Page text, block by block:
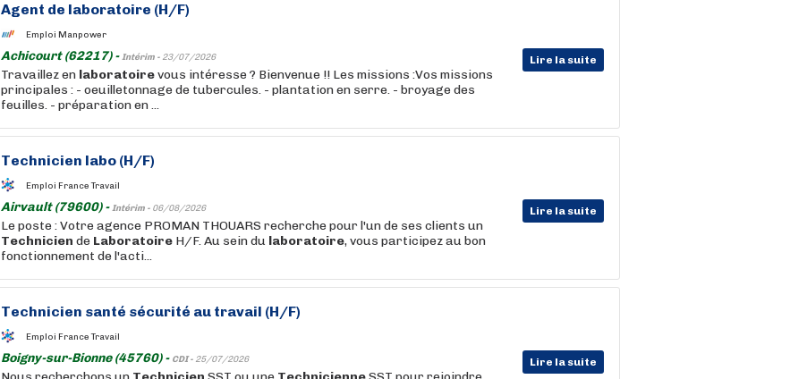
Agent de laboratoire (H/F)
Emploi Manpower
Achicourt (62217) -Intérim - 23/07/2026 Lire la suite
Travaillez en laboratoirevous intéresse ? Bienvenue !! Les missions :Vos missions
principales : - oeuilletonnage de tubercules. - plantation en serre. - broyage des
feuilles. - préparation en ...
Technicien labo (H/F)
Emploi France Travail
Airvault (79600) -Intérim - 06/08/2026 Lire la suite
Le poste : Votre agence PROMAN THOUARS recherche pour l'un de ses clients un
Technicien de Laboratoire H/F. Au sein du laboratoire, vous participez au bon
fonctionnement de l'acti...
Technicien santé sécurité au travail (H/F)
Emploi France Travail
Boigny-sur-Bionne (45760) - CDI - 25/07/2026 Lire la suite